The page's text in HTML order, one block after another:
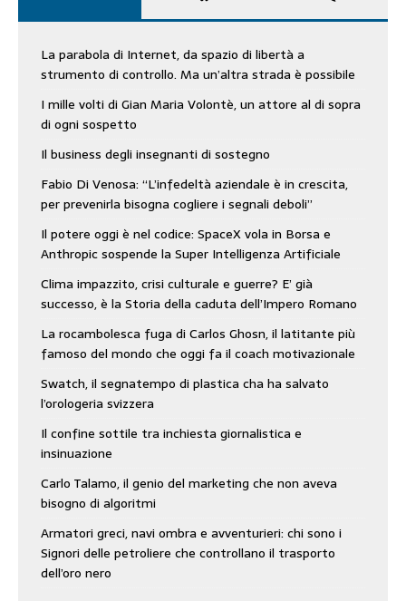
La parabola di Internet, da spazio di libertà a
strumento di controllo. Ma un’altra strada è possibile
I mille volti di Gian Maria Volontè, un attore al di sopra
di ogni sospetto
Il business degli insegnanti di sostegno
Fabio Di Venosa: “L’infedeltà aziendale è in crescita,
per prevenirla bisogna cogliere i segnali deboli”
Il potere oggi è nel codice: SpaceX vola in Borsa e
Anthropic sospende la Super Intelligenza Artificiale
Clima impazzito, crisi culturale e guerre? E’ già
successo, è la Storia della caduta dell’Impero Romano
La rocambolesca fuga di Carlos Ghosn, il latitante più
famoso del mondo che oggi fa il coach motivazionale
Swatch, il segnatempo di plastica cha ha salvato
l’orologeria svizzera
Il confine sottile tra inchiesta giornalistica e
insinuazione
Carlo Talamo, il genio del marketing che non aveva
bisogno di algoritmi
Armatori greci, navi ombra e avventurieri: chi sono i
Signori delle petroliere che controllano il trasporto
dell’oro nero